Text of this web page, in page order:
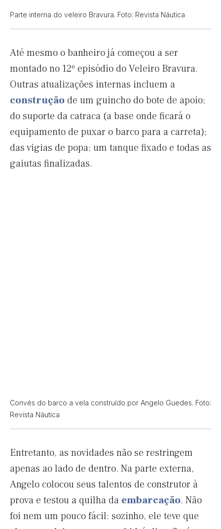
Parte interna do veleiro Bravura. Foto: Revista Náutica
Até mesmo o banheiro já começou a ser
montado no 12º episódio do Veleiro Bravura.
Outras atualizações internas incluem a
construção de um guincho do bote de apoio;
do suporte da catraca (a base onde ficará o
equipamento de puxar o barco para a carreta);
das vigias de popa; um tanque fixado e todas as
gaiutas finalizadas.
Convés do barco a vela construído por Angelo Guedes. Foto:
Revista Náutica
Entretanto, as novidades não se restringem
apenas ao lado de dentro. Na parte externa,
Angelo colocou seus talentos de construtor à
prova e testou a quilha da embarcação. Não
foi nem um pouco fácil: sozinho, ele teve que